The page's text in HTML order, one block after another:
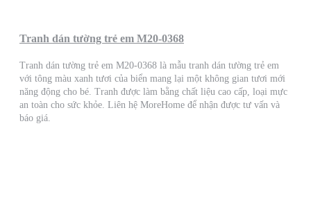
Tranh dán tường trẻ em M20-0368
Tranh dán tường trẻ em M20-0368 là mẫu tranh dán tường trẻ em
với tông màu xanh tươi của biển mang lại một không gian tươi mới
năng động cho bé. Tranh được làm bằng chất liệu cao cấp, loại mực
an toàn cho sức khỏe. Liên hệ MoreHome để nhận được tư vấn và
báo giá.